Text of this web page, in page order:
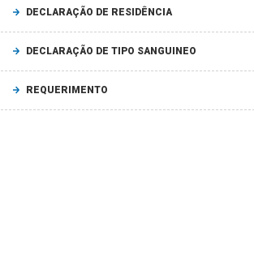
DECLARAÇÃO DE RESIDÊNCIA
DECLARAÇÃO DE TIPO SANGUINEO
REQUERIMENTO